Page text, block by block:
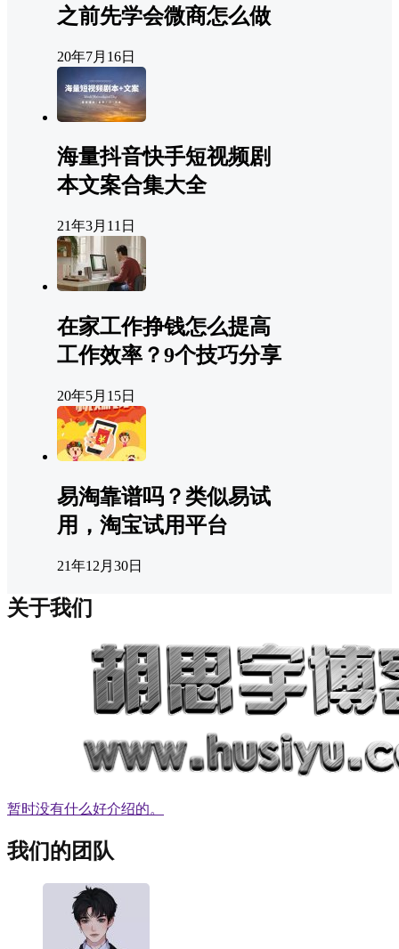
之前先学会微商怎么做
20年7月16日
海量抖音快手短视频剧
本文案合集大全
21年3月11日
在家工作挣钱怎么提高
工作效率？9个技巧分享
20年5月15日
易淘靠谱吗？类似易试
用，淘宝试用平台
21年12月30日
关于我们
暂时没有什么好介绍的。
我们的团队